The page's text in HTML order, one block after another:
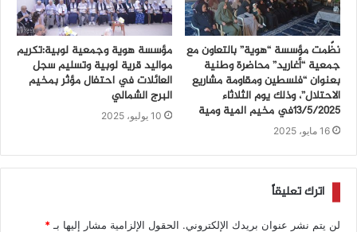
نظّمت مؤسسة “هوية” بالتعاون مع
جمعية “أغاريد” محاضرة وطنية
بعنوان “فلسطين ومقاومة مشاريع
الاحتلال”، وذلك يوم الثلاثاء
13/5/2025في مخيم المية ومية
16 مايو، 2025
مؤسسة هوية وجمعية لوبية:تكريم
مواليد قرية لوبية وتسليم سجل
العائلات في احتفال مؤثر بمخيم
البرج الشمالي
10 يوليو، 2025
اترك تعليقاً
لن يتم نشر عنوان بريدك الإلكتروني. الحقول الإلزامية مشار إليها بـ *